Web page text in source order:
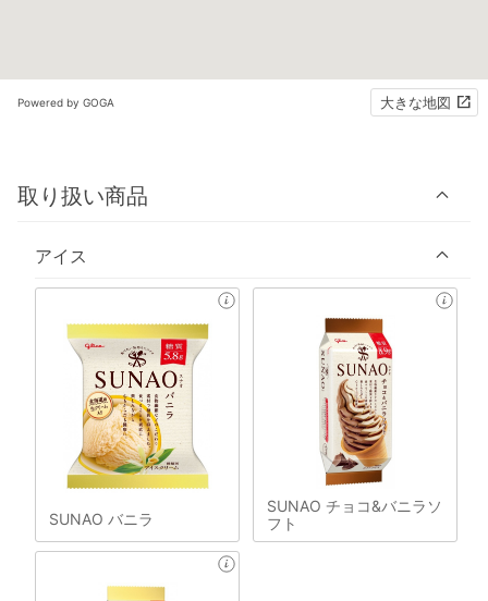
Powered by GOGA 大きな地図
取り扱い商品
アイス
SUNAO バニラ
SUNAO チョコ&バニラソ
フト